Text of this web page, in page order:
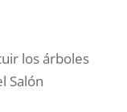
los árboles
Salón